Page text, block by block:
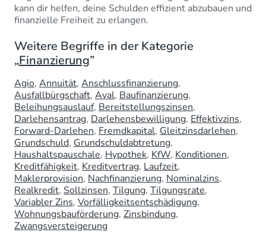
kann dir helfen, deine Schulden effizient abzubauen und
finanzielle Freiheit zu erlangen.
Weitere Begriffe in der Kategorie
„Finanzierung”
Agio Annuität Anschlussfinanzierung
Ausfallbürgschaft Aval Baufinanzierung
Beleihungsauslauf Bereitstellungszinsen
Darlehensantrag Darlehensbewilligung Effektivzins
Forward-Darlehen Fremdkapital Gleitzinsdarlehen
Grundschuld Grundschuldabtretung
Haushaltspauschale Hypothek KfW Konditionen
Kreditfähigkeit Kreditvertrag Laufzeit
Maklerprovision Nachfinanzierung Nominalzins
Realkredit Sollzinsen Tilgung Tilgungsrate
Variabler Zins Vorfälligkeitsentschädigung
Wohnungsbauförderung Zinsbindung
Zwangsversteigerung